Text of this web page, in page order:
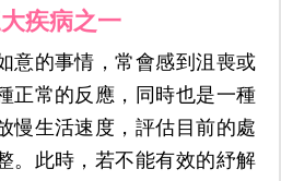
疾病之一
意的事情，常會感到沮喪或
正常的反應，同時也是一種
慢生活速度，評估目前的處
。此時，若不能有效的紓解